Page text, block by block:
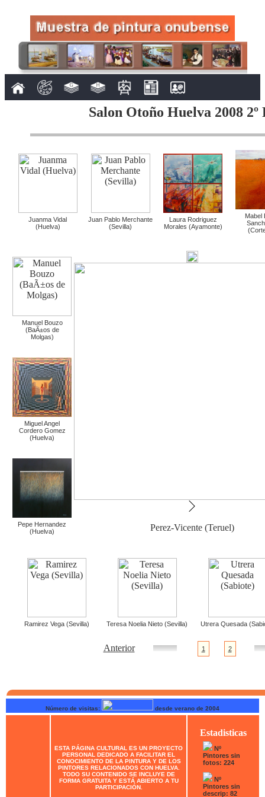
Salon Otoño Huelva 2008 2º
Juanma Vidal
(Huelva)
Juan Pablo Merchante
(Sevilla)
Laura Rodriguez
Morales (Ayamonte)
Mabel
Manuel Bouzo
(BaÃ±os de
Molgas)
Perez-Vicente (Teruel)
Miguel Angel
Cordero Gomez
(Huelva)
Pepe Hernandez
(Huelva)
Ramirez Vega (Sevilla) Teresa Noelia Nieto (Sevilla) Utrera Quesada
Anterior 1 2
Número de visitas: desde verano de 2004
ESTA PÁGINA CULTURAL ES UN PROYECTO
PERSONAL DEDICADO A FACILITAR EL
CONOCIMIENTO DE LA PINTURA Y DE LOS
PINTORES RELACIONADOS CON HUELVA.
TODO SU CONTENIDO SE INCLUYE DE
FORMA GRATUITA Y ESTÁ ABIERTO A TU
PARTICIPACIÓN.
Estadisticas
Nº
Pintores sin
fotos: 224
Nº
Pintores sin
descrip: 82